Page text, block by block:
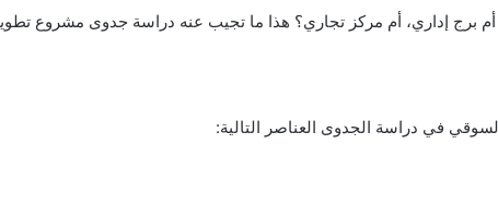
برج إداري، أم مركز تجاري؟ هذا ما تجيب عنه دراسة جدوى مشروع
في دراسة الجدوى العناصر التالية: